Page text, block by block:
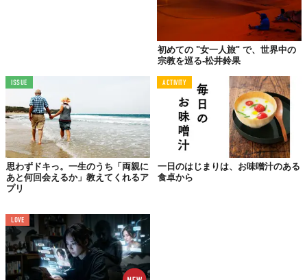
初めての "女一人旅" で、世界中の
宗教を巡る-松井鈴果
ISSUE
思わずドキっ。一生のうち「両親に
あと何回会えるか」教えてくれるア
プリ
ACTIVITY
一日のはじまりは、お味噌汁のある
食卓から
LOVE